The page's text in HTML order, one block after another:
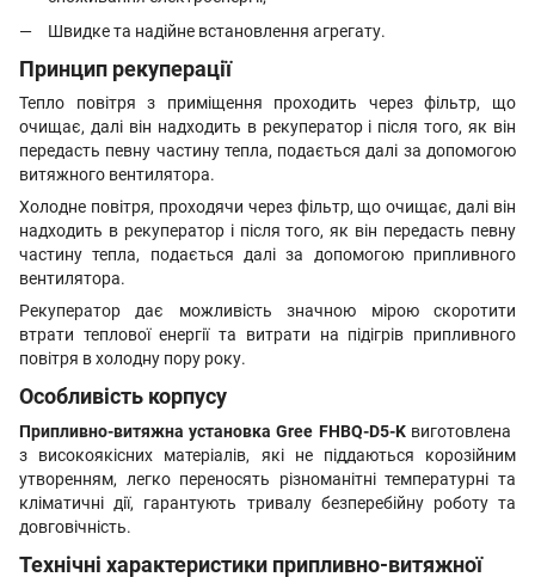
Швидке та надійне встановлення агрегату.
Принцип рекуперації
Тепло повітря з приміщення проходить через фільтр, що
очищає, далі він надходить в рекуператор і після того, як він
передасть певну частину тепла, подається далі за допомогою
витяжного вентилятора.
Холодне повітря, проходячи через фільтр, що очищає, далі він
надходить в рекуператор і після того, як він передасть певну
частину тепла, подається далі за допомогою припливного
вентилятора.
Рекуператор дає можливість значною мірою скоротити
втрати теплової енергії та витрати на підігрів припливного
повітря в холодну пору року.
Особливість корпусу
Припливно-витяжна установка Gree FHBQ-D5-Kвиготовлена ​​
з високоякісних матеріалів, які не піддаються корозійним
утворенням, легко переносять різноманітні температурні та
кліматичні дії, гарантують тривалу безперебійну роботу та
довговічність.
Технічні характеристики припливно-витяжної